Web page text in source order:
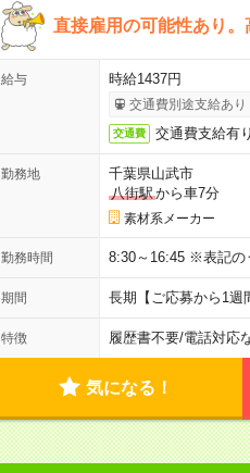
直接雇用の可能性あり
給与 時給1437円
交通費別途支給あり
交通費 交通費支給有り
勤務地
千葉県山武市
八街駅から車7分
素材系メーカー
勤務時間 8:30～16:45 ※表記の
期間 長期【ご応募から1週
特徴 履歴書不要/電話対応
気になる！